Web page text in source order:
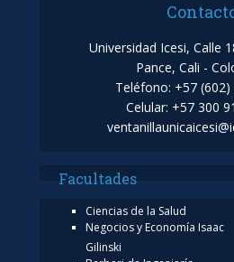
Universidad Icesi, Calle
Pance, Cali -
Teléfono: +57
Celular: +57 300
Facultades
Ciencias de la Salud
Negocios y Economía Isaac
Gilinski